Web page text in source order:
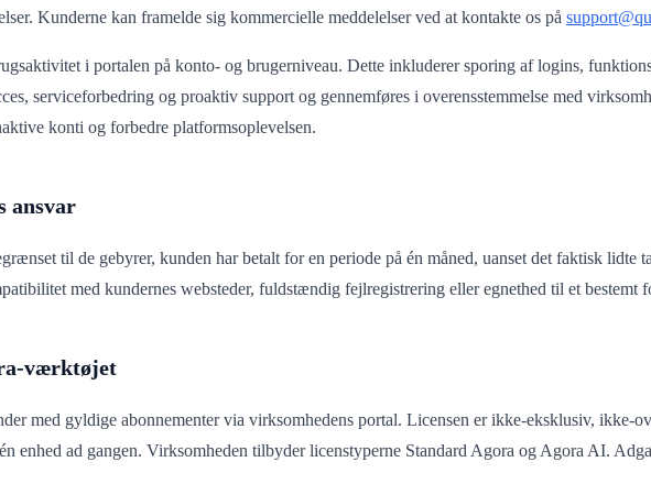
Kunderne kan framelde sig kommercielle meddelelser ved at kontakte os på
i portalen på konto- og brugerniveau. Dette inkluderer sporing af logins,
serviceforbedring og proaktiv support og gennemføres i overensstemmelse med
konti og forbedre platformsoplevelsen.
ansvar
til de gebyrer, kunden har betalt for en periode på én måned, uanset det faktisk lidte
med kundernes websteder, fuldstændig fejlregistrering eller egnethed til et bestemt
værktøjet
med gyldige abonnementer via virksomhedens portal. Licensen er ikke-eksklusiv, ikke-
enhed ad gangen. Virksomheden tilbyder licenstyperne Standard Agora og Agora AI.